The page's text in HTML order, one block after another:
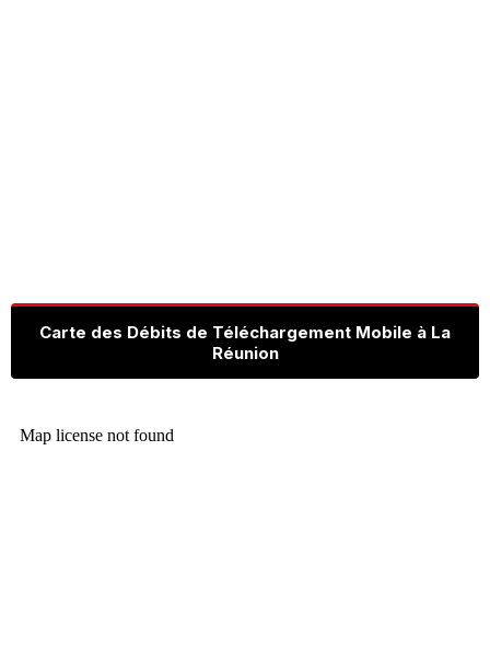
Carte des Débits de Téléchargement Mobile à La
Réunion